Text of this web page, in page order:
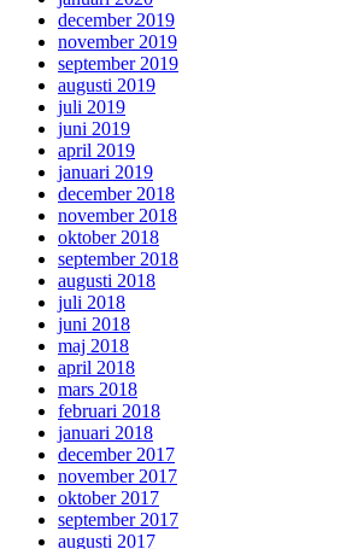
december 2019
november 2019
september 2019
augusti 2019
juli 2019
juni 2019
april 2019
januari 2019
december 2018
november 2018
oktober 2018
september 2018
augusti 2018
juli 2018
juni 2018
maj 2018
april 2018
mars 2018
februari 2018
januari 2018
december 2017
november 2017
oktober 2017
september 2017
augusti 2017